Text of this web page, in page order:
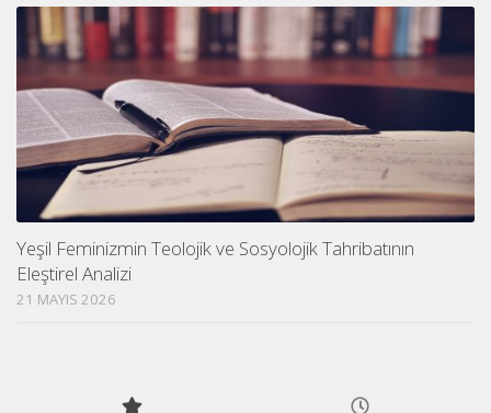
Yeşil Feminizmin Teolojik ve Sosyolojik Tahribatının
Eleştirel Analizi
21 MAYIS 2026